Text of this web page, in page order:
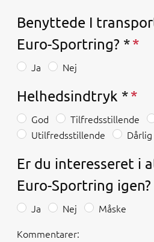
Benyttede I
Euro-Sportring? *
Ja Nej
Helhedsindtryk *
God Tilfredsstillende
Utilfredsstillende
Dårlig
Er du interesseret i
Euro-Sportring
Ja Nej
Måske
Kommentarer: